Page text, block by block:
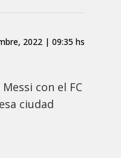
2022 | 09:35 hs
con el FC
ciudad